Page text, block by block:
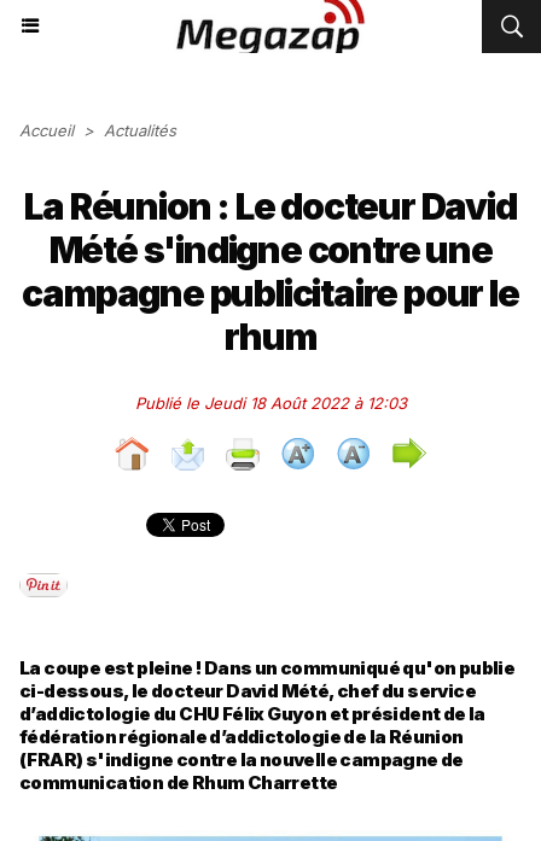
Accueil > Actualités
La Réunion : Le docteur David
Mété s'indigne contre une
campagne publicitaire pour le
rhum
Publié le Jeudi 18 Août 2022 à 12:03
La coupe est pleine ! Dans un communiqué qu'on publie
ci-dessous, le docteur David Mété, chef du service
d’addictologie du CHU Félix Guyon et président de la
fédération régionale d’addictologie de la Réunion
(FRAR) s'indigne contre la nouvelle campagne de
communication de Rhum Charrette